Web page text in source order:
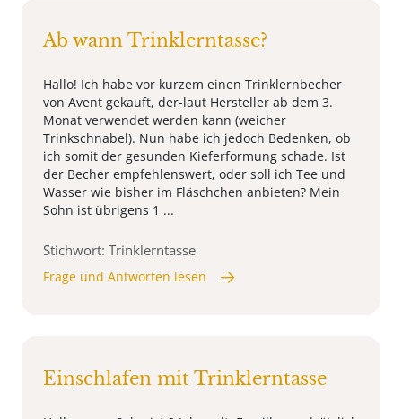
Ab wann Trinklerntasse?
Hallo! Ich habe vor kurzem einen Trinklernbecher
von Avent gekauft, der-laut Hersteller ab dem 3.
Monat verwendet werden kann (weicher
Trinkschnabel). Nun habe ich jedoch Bedenken, ob
ich somit der gesunden Kieferformung schade. Ist
der Becher empfehlenswert, oder soll ich Tee und
Wasser wie bisher im Fläschchen anbieten? Mein
Sohn ist übrigens 1 ...
Stichwort: Trinklerntasse
Frage und Antworten lesen
Einschlafen mit Trinklerntasse